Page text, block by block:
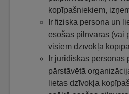
kopīpašniekiem,
Ir fiziska persona un
esošas pilnvaras (vai
visiem dzīvokļa
Ir juridiskas personas
pārstāvētā
lietas dzīvokļa